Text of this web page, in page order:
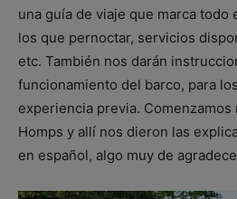
una guía de viaje que marca
los que pernoctar, servicios
etc. También nos darán
funcionamiento del barco, para
experiencia previa.
Homps y allí nos dieron las
en español, algo muy de